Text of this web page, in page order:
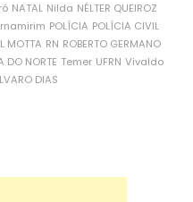
NATAL Nilda NÉLTER QUEIROZ
POLÍCIA POLÍCIA CIVIL
MOTTA RN ROBERTO GERMANO
DO NORTE Temer UFRN Vivaldo
DIAS